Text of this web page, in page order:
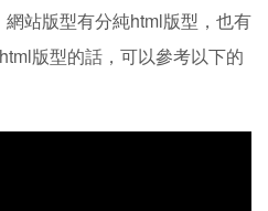
站版型有分純html版型，也有
版型的話，可以參考以下的